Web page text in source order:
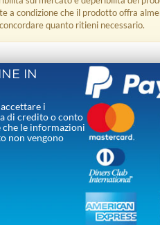
a condizione che il prodotto offra
quanto ritieni necessario.
IN
i
di credito o conto
che le informazioni
non vengono